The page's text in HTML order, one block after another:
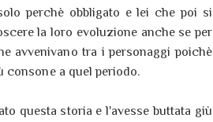
perchè obbligato e lei che poi si
la loro evoluzione anche se per
avvenivano tra i personaggi poichè
consone a quel periodo.
questa storia e l'avesse buttata giù